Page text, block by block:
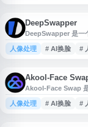
的图片编辑需求。
DeepSwapper
DeepSwapper 是一
图片、头像或创意视
户可上传图片并使用
人像处理 # AI换脸 #
Akool-Face
Akool-Face Swap
器上传图片或视频素
设计、社交媒体内容
人像处理 # AI换脸 #